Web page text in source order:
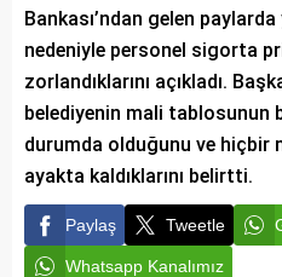
Bankası’ndan gelen
nedeniyle personel sigorta
zorlandıklarını açıkladı.
belediyenin mali tablosunun
durumda olduğunu ve hiçbir
ayakta kaldıklarını belirtti.
Paylaş Tweetle
Whatsapp Kanalımız